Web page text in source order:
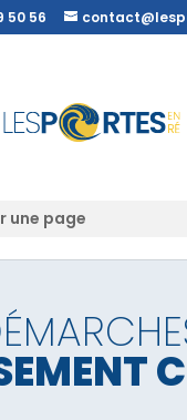
50 56
une page